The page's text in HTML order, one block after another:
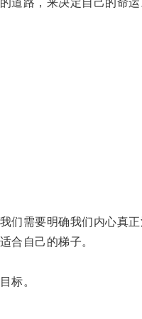
路，来决定自己的命运
需要明确我们内心真正
合自己的梯子。
标。